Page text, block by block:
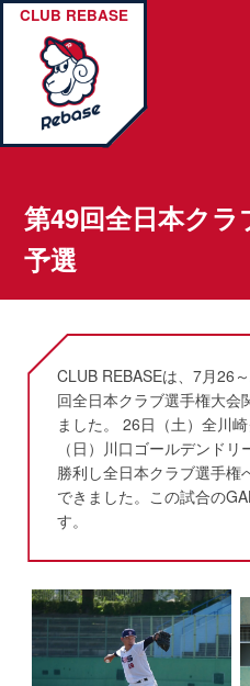
CLUB REBASE
第49回全日本ク
予選
CLUB REBASEは、7月26
回全日本クラブ選手権大会
ました。 26日（土）全川
（日）川口ゴールデンド
勝利し全日本クラブ選手権
できました。この試合の
す。